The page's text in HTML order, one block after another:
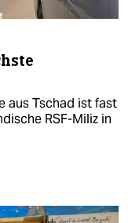
aus Tschad ist fast
RSF-Miliz in